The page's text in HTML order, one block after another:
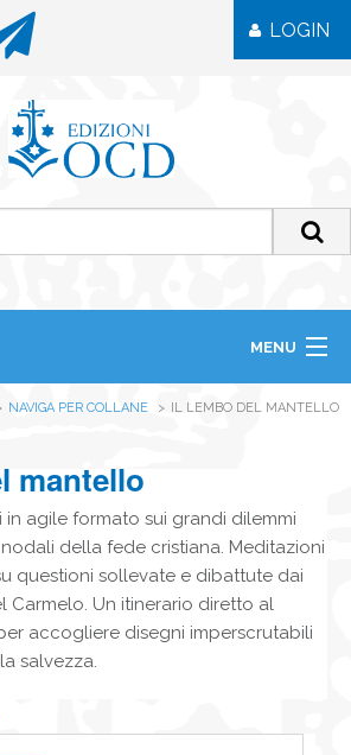
LOGIN
MENU
NAVIGA PER COLLANE IL LEMBO DEL MANTELLO
mantello
in agile formato sui grandi dilemmi
della fede cristiana. Meditazioni
questioni sollevate e dibattute dai
Carmelo. Un itinerario diretto al
accogliere disegni imperscrutabili
salvezza.